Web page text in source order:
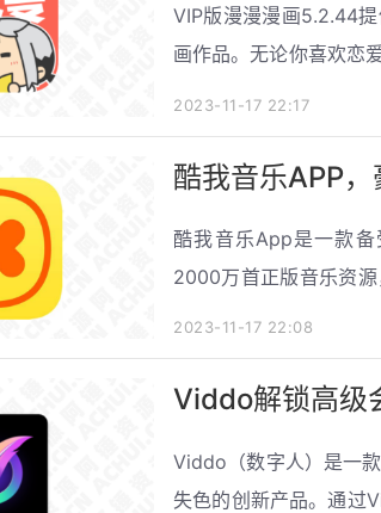
VIP版漫漫漫画5.2.44
画作品。无论你喜欢恋
2023-11-17 22:17
酷我音乐APP
酷我音乐App是一款
2000万首正版音乐资
的是，网友制作的酷
带来了诸多福利。
2023-11-17 22:08
Viddo解锁高级
Viddo（数字人）是一
失色的创新产品。通过